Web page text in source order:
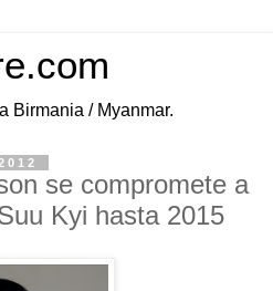
Birmania / Myanmar.
se compromete a
Kyi hasta 2015